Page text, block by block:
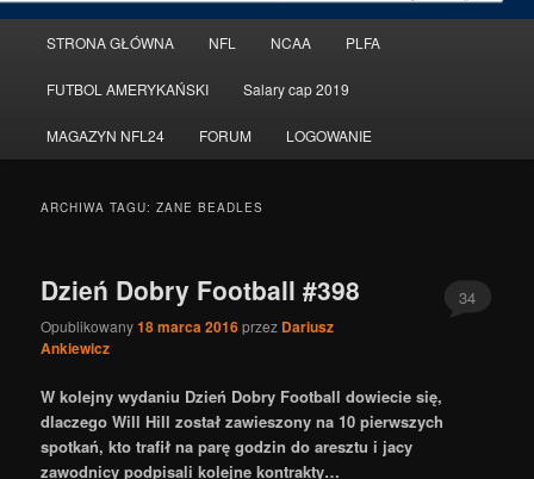
główne
Przeskocz
do
tekstu
Przeskocz
do
widgetów
STRONA GŁÓWNA NFL NCAA PLFA
FUTBOL AMERYKAŃSKI Salary cap 2019
MAGAZYN NFL24 FORUM LOGOWANIE
ARCHIWA TAGU:ZANE BEADLES
Dzień Dobry Football #398
Opublikowany18 marca 2016przez Dariusz
Ankiewicz
34
W kolejny wydaniu Dzień Dobry Football dowiecie się,
dlaczego Will Hill został zawieszony na 10 pierwszych
spotkań, kto trafił na parę godzin do aresztu i jacy
zawodnicy podpisali kolejne kontrakty…